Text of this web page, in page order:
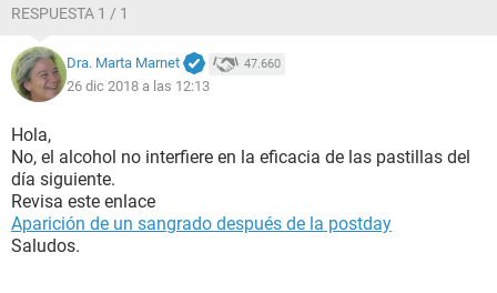
RESPUESTA 1 / 1
Dra. Marta Marnet 47.660
26 dic 2018 a las 12:13
Hola,
No, el alcohol no interfiere en la eficacia de las pastillas del
día siguiente.
Revisa este enlace
Aparición de un sangrado después de la postday
Saludos.